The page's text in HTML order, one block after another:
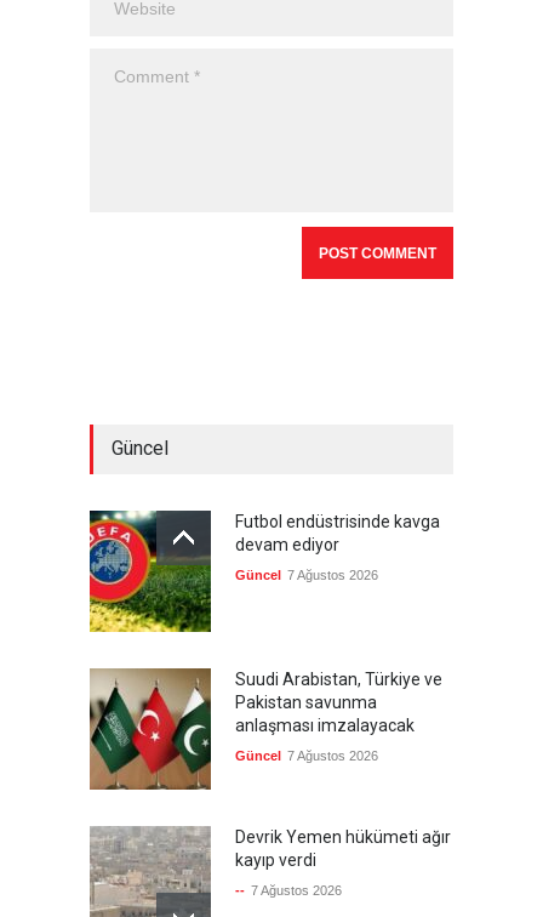
Güncel
Futbol endüstrisinde kavga
devam ediyor
Güncel 7 Ağustos 2026
Suudi Arabistan, Türkiye ve
Pakistan savunma
anlaşması imzalayacak
Güncel 7 Ağustos 2026
Devrik Yemen hükümeti ağır
kayıp verdi
-- 7 Ağustos 2026